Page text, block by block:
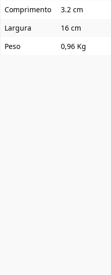
Comprimento
3.2 cm
Largura
16 cm
Peso
0,96 Kg